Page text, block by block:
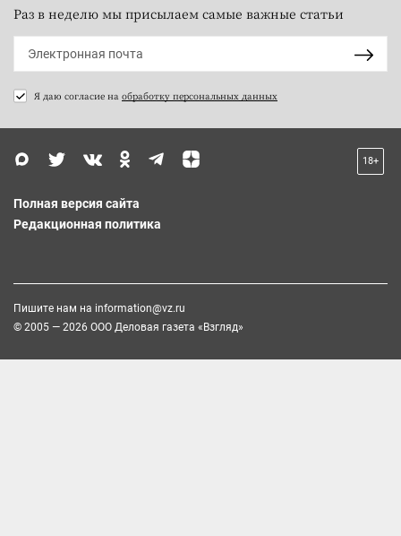
Раз в неделю мы присылаем самые важные статьи
Я даю согласие на обработку персональных данных
18+
Полная версия сайта
Редакционная политика
Пишите нам на information@vz.ru
© 2005 — 2026 ООО Деловая газета «Взгляд»